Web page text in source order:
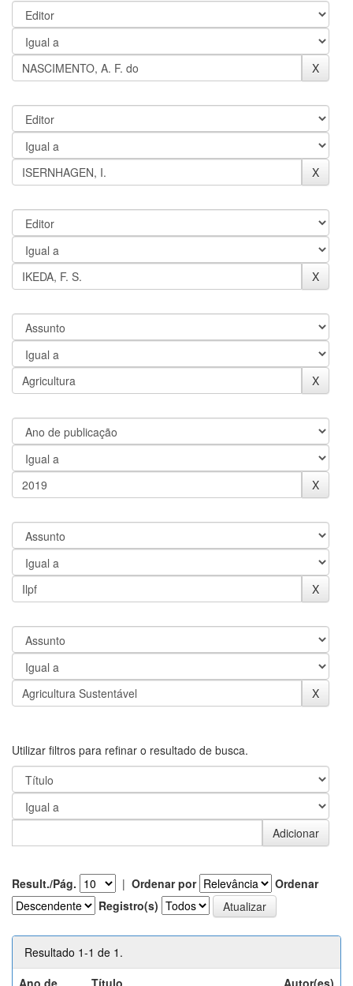
Utilizar filtros para refinar o resultado de busca.
Result./Pág. | Ordenar por
Ordenar
Registro(s)
Resultado 1-1 de 1.
Ano de
Título Autor(es)